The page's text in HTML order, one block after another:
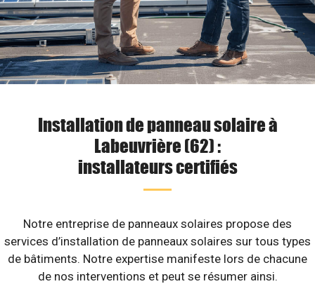
Installation de panneau solaire à
Labeuvrière (62) :
installateurs certifiés
Notre entreprise de panneaux solaires propose des
services d’installation de panneaux solaires sur tous types
de bâtiments. Notre expertise manifeste lors de chacune
de nos interventions et peut se résumer ainsi.